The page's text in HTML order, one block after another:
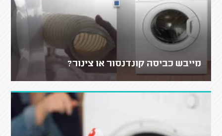
מייבש כביסה קונדנסור או צינור?